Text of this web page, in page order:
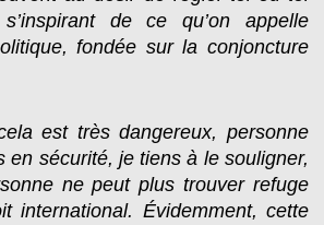
de ce qu’on appelle
fondée sur la conjoncture
est très dangereux, personne
en sécurité, je tiens à le souligner,
ne peut plus trouver refuge
international. Évidemment, cette